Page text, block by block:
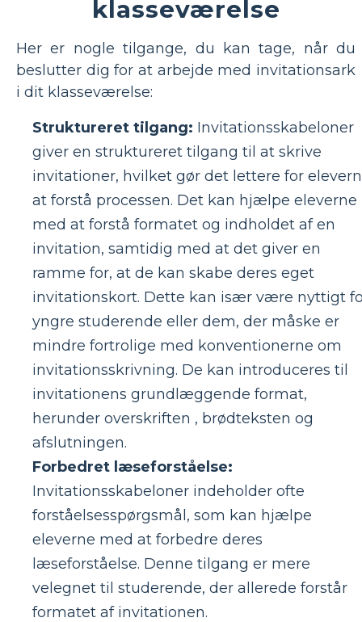
klasseværelse
Her er nogle tilgange, du kan tage, når du
beslutter dig for at arbejde med invitationsark
i dit klasseværelse:
Struktureret tilgang: Invitationsskabeloner
giver en struktureret tilgang til at skrive
invitationer, hvilket gør det lettere for
at forstå processen. Det kan hjælpe eleverne
med at forstå formatet og indholdet af en
invitation, samtidig med at det giver en
ramme for, at de kan skabe deres eget
invitationskort. Dette kan især være nyttigt
yngre studerende eller dem, der måske er
mindre fortrolige med konventionerne om
invitationsskrivning. De kan introduceres til
invitationens grundlæggende format,
herunder overskriften , brødteksten og
afslutningen.
Forbedret læseforståelse:
Invitationsskabeloner indeholder ofte
forståelsesspørgsmål, som kan hjælpe
eleverne med at forbedre deres
læseforståelse. Denne tilgang er mere
velegnet til studerende, der allerede forstår
formatet af invitationen.